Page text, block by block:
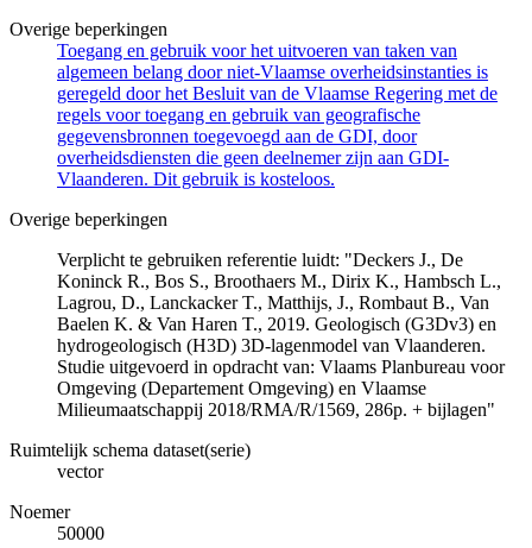
Overige beperkingen
Toegang en gebruik voor het uitvoeren van taken van
algemeen belang door niet-Vlaamse overheidsinstanties is
geregeld door het Besluit van de Vlaamse Regering met de
regels voor toegang en gebruik van geografische
gegevensbronnen toegevoegd aan de GDI, door
overheidsdiensten die geen deelnemer zijn aan GDI-
Vlaanderen. Dit gebruik is kosteloos.
Overige beperkingen
Verplicht te gebruiken referentie luidt: "Deckers J., De
Koninck R., Bos S., Broothaers M., Dirix K., Hambsch L.,
Lagrou, D., Lanckacker T., Matthijs, J., Rombaut B., Van
Baelen K. & Van Haren T., 2019. Geologisch (G3Dv3) en
hydrogeologisch (H3D) 3D-lagenmodel van Vlaanderen.
Studie uitgevoerd in opdracht van: Vlaams Planbureau voor
Omgeving (Departement Omgeving) en Vlaamse
Milieumaatschappij 2018/RMA/R/1569, 286p. + bijlagen"
Ruimtelijk schema dataset(serie)
vector
Noemer
50000